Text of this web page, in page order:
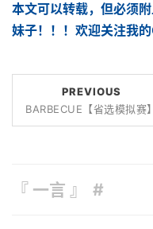
本文可以转载，但必须
妹子！！！欢迎关注我
PREVIOUS
BARBECUE【省选模拟赛】
『 一言 』